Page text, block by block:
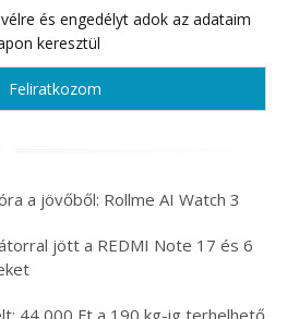
és engedélyt adok az adataim
keresztül
a jövőből: Rollme AI Watch 3
jött a REDMI Note 17 és 6